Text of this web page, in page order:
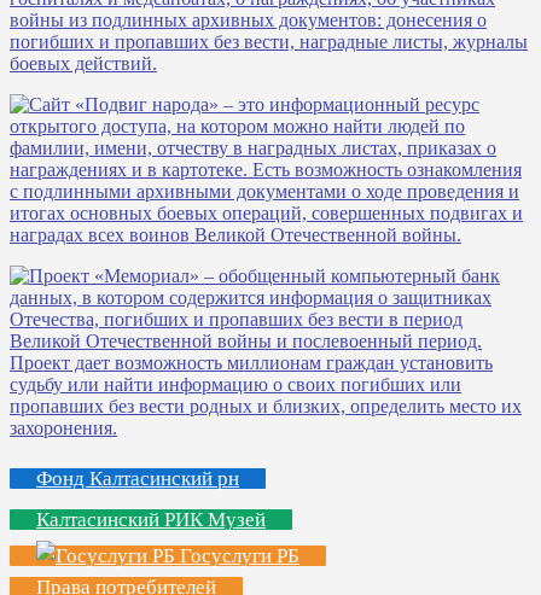
Фонд Калтасинский рн
Калтасинский РИК Музей
Госуслуги РБ
Права потребителей